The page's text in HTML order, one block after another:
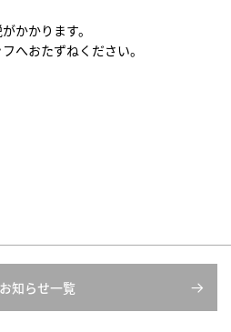
かかります。
へおたずねください。
知らせ一覧